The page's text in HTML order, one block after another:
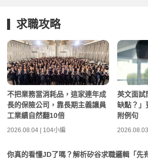
求職攻略
不把業務當消耗品，這家連年成
長的保險公司，靠長期主義讓員
工業績自然翻10倍
2026.08.04 | 104小編
英文面試
缺點？」
附例句
你真的看懂JD了嗎？解析矽谷求職邏輯「先